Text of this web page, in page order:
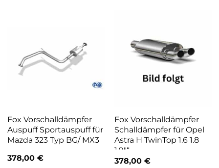
Fox Vorschalldämpfer
Auspuff Sportauspuff für
Mazda 323 Typ BG/ MX3
378,00 €
Fox Vorschalldämpfer
Schalldämpfer für Opel
Astra H TwinTop 1.6 1.8
1.9″“
378,00 €